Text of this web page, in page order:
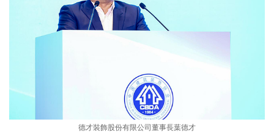
德才裝飾股份有限公司董事長葉德才